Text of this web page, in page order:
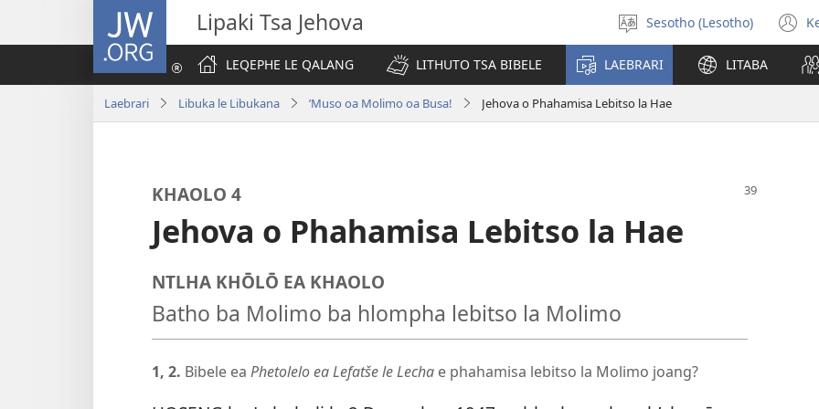
JW.ORG Lipaki Tsa Jehova
Khetha
puo
Sesotho (Lesotho)
LEQEPHE LE QALANG
LITHUTO TSA BIBELE LAEBRARI LITABA
Laebrari Libuka le Libukana ’Muso oa Molimo oa Busa! Jehova o Phahamisa Lebitso la Hae
KHAOLO 4
Jehova o Phahamisa Lebitso la Hae
NTLHA KHŌLŌ EA KHAOLO
Batho ba Molimo ba hlompha lebitso la Molimo
1, 2. Bibele ea Phetolelo ea Lefatše le Lecha e phahamisa lebitso la Molimo joang?